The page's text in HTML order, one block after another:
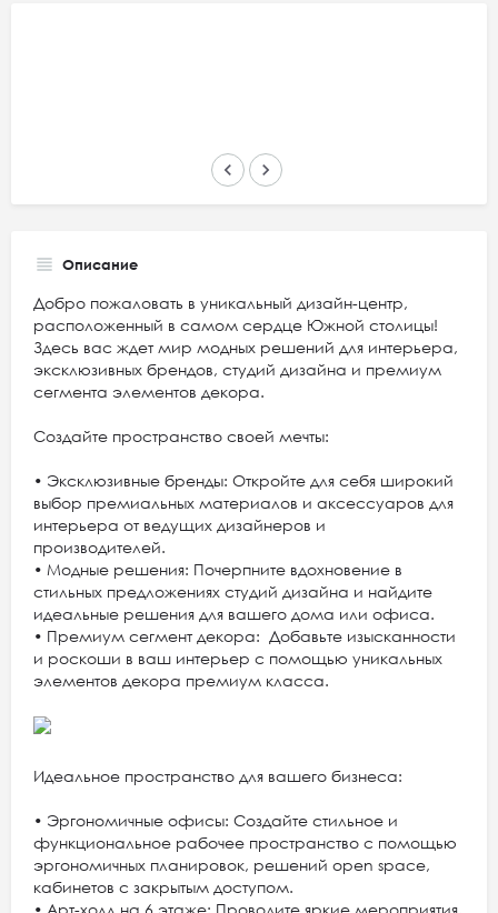
keyboard_arrow_left keyboard_arrow_right
Описание
Добро пожаловать в уникальный дизайн-центр,
расположенный в самом сердце Южной столицы!
Здесь вас ждет мир модных решений для интерьера,
эксклюзивных брендов, студий дизайна и премиум
сегмента элементов декора.
Создайте пространство своей мечты:
• Эксклюзивные бренды: Откройте для себя широкий
выбор премиальных материалов и аксессуаров для
интерьера от ведущих дизайнеров и
производителей.
• Модные решения: Почерпните вдохновение в
стильных предложениях студий дизайна и найдите
идеальные решения для вашего дома или офиса.
• Премиум сегмент декора: Добавьте изысканности
и роскоши в ваш интерьер с помощью уникальных
элементов декора премиум класса.
Идеальное пространство для вашего бизнеса:
• Эргономичные офисы: Создайте стильное и
функциональное рабочее пространство с помощью
эргономичных планировок, решений open space,
кабинетов с закрытым доступом.
• Арт-холл на 6 этаже: Проводите яркие мероприятия,